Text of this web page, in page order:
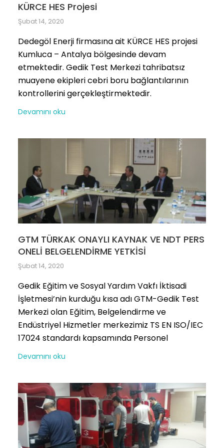
KÜRCE HES Projesi
Şubat 14, 2020
Dedegöl Enerji firmasına ait KÜRCE HES projesi
Kumluca – Antalya bölgesinde devam
etmektedir. Gedik Test Merkezi tahribatsız
muayene ekipleri cebri boru bağlantılarının
kontrollerini gerçekleştirmektedir.
Devamını oku
GTM TÜRKAK ONAYLI KAYNAK VE NDT PERS
ONELİ BELGELENDİRME YETKİSİ
Şubat 14, 2020
Gedik Eğitim ve Sosyal Yardım Vakfı İktisadi
İşletmesi’nin kurduğu kısa adı GTM-Gedik Test
Merkezi olan Eğitim, Belgelendirme ve
Endüstriyel Hizmetler merkezimiz TS EN ISO/IEC
17024 standardı kapsamında Personel
Devamını oku